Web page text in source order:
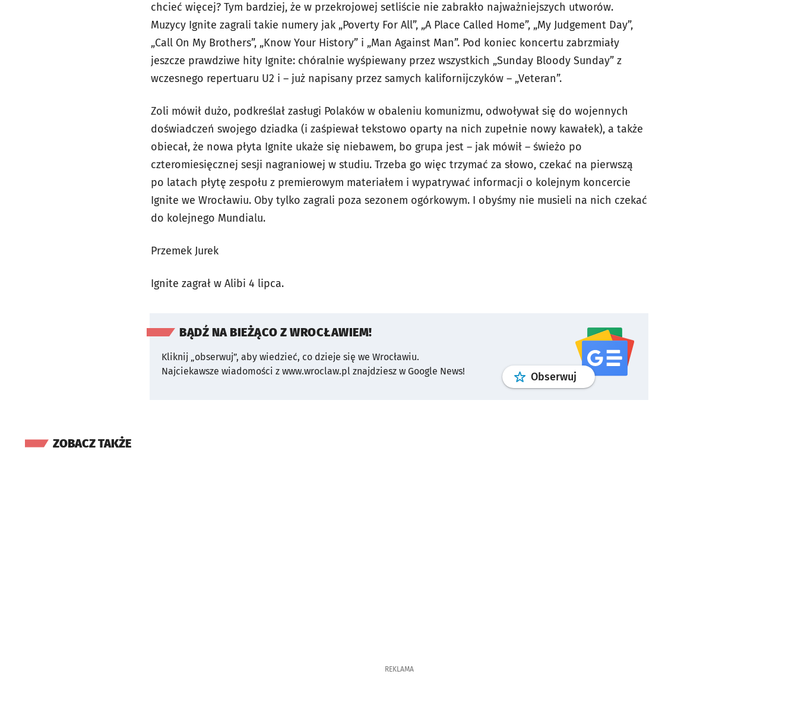
chcieć więcej? Tym bardziej, że w przekrojowej setliście nie zabrakło najważniejszych utworów.
Muzycy Ignite zagrali takie numery jak „Poverty For All”, „A Place Called Home”, „My Judgement Day”,
„Call On My Brothers”, „Know Your History” i „Man Against Man”. Pod koniec koncertu zabrzmiały
jeszcze prawdziwe hity Ignite: chóralnie wyśpiewany przez wszystkich „Sunday Bloody Sunday” z
wczesnego repertuaru U2 i – już napisany przez samych kalifornijczyków – „Veteran”.
Zoli mówił dużo, podkreślał zasługi Polaków w obaleniu komunizmu, odwoływał się do wojennych
doświadczeń swojego dziadka (i zaśpiewał tekstowo oparty na nich zupełnie nowy kawałek), a także
obiecał, że nowa płyta Ignite ukaże się niebawem, bo grupa jest – jak mówił – świeżo po
czteromiesięcznej sesji nagraniowej w studiu. Trzeba go więc trzymać za słowo, czekać na pierwszą
po latach płytę zespołu z premierowym materiałem i wypatrywać informacji o kolejnym koncercie
Ignite we Wrocławiu. Oby tylko zagrali poza sezonem ogórkowym. I obyśmy nie musieli na nich czekać
do kolejnego Mundialu.
Przemek Jurek
Ignite zagrał w Alibi 4 lipca.
BĄDŹ NA BIEŻĄCO Z WROCŁAWIEM!
Kliknij „obserwuj”, aby wiedzieć, co dzieje się we Wrocławiu.
Najciekawsze wiadomości z www.wroclaw.pl znajdziesz w Google News!
Obserwuj profilgoogle news
ZOBACZ TAKŻE
REKLAMA